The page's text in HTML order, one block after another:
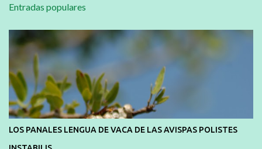
e
n
t
a
r
o
s
Entradas populares
LOS PANALES LENGUA DE VACA DE LAS AVISPAS POLISTES